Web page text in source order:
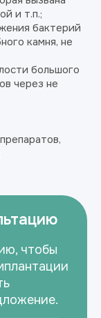
и т.п.;
бактерий
камня, не
большого
через не
чтобы